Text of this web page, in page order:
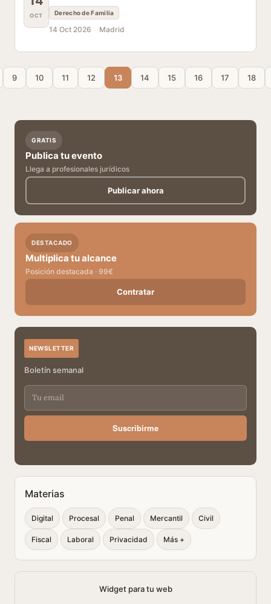
OCT Derecho de Familia
14 Oct 2026 Madrid
9 10 11 12 13 14 15 16 17 18
GRATIS
Publica tu evento
Llega a profesionales jurídicos
Publicar ahora
DESTACADO
Multiplica tu alcance
Posición destacada · 99€
Contratar
NEWSLETTER
Boletín semanal
Suscribirme
Materias
Digital Procesal Penal Mercantil Civil
Fiscal Laboral Privacidad Más +
Widget para tu web